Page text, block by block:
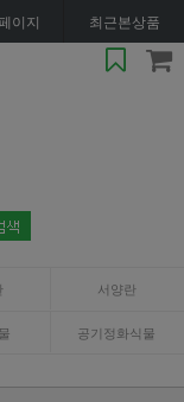
이지 최근본상품
서양란
공기정화식물